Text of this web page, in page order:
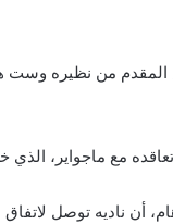
من نظيره وست
مع ماجواير،
أن ناديه توصل لاتفاق